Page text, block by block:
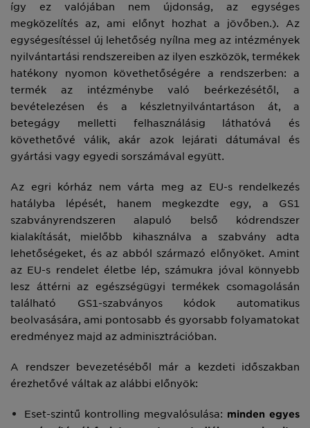
így ez valójában nem újdonság, az egységes
megközelítés az, ami előnyt hozhat a jövőben.). Az
egységesítéssel új lehetőség nyílna meg az intézmények
nyilvántartási rendszereiben az ilyen eszközök, termékek
hatékony nyomon követhetőségére a rendszerben: a
termék az intézménybe való beérkezésétől, a
bevételezésen és a készletnyilvántartáson át, a
betegágy melletti felhasználásig láthatóvá és
követhetővé válik, akár azok lejárati dátumával és
gyártási vagy egyedi sorszámával együtt.
Az egri kórház nem várta meg az EU-s rendelkezés
hatályba lépését, hanem megkezdte egy, a GS1
szabványrendszeren alapuló belső kódrendszer
kialakítását, mielőbb kihasználva a szabvány adta
lehetőségeket, és az abból származó előnyöket. Amint
az EU-s rendelet életbe lép, számukra jóval könnyebb
lesz áttérni az egészségügyi termékek csomagolásán
található GS1-szabványos kódok automatikus
beolvasására, ami pontosabb és gyorsabb folyamatokat
eredményez majd az adminisztrációban.
A rendszer bevezetéséből már a kezdeti időszakban
érezhetővé váltak az alábbi előnyök:
Eset-szintű kontrolling megvalósulása: minden egyes